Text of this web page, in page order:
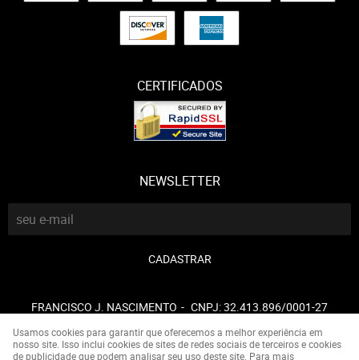
CERTIFICADOS
NEWSLETTER
CADASTRAR
FRANCISCO J. NASCIMENTO CNPJ: 32.413.896/0001-27
Usamos cookies para garantir que oferecemos a melhor experiência em
nosso site. Isso inclui cookies de sites de redes sociais de terceiros e cookies
de publicidade que podem analisar seu uso deste site. Para mais